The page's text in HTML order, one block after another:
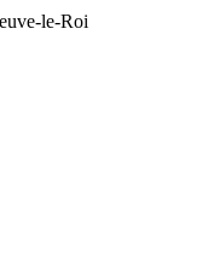
le-Roi